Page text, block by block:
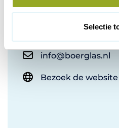
e
Selectie
8013 RV Zwolle
info@boerglas.nl
Bezoek de